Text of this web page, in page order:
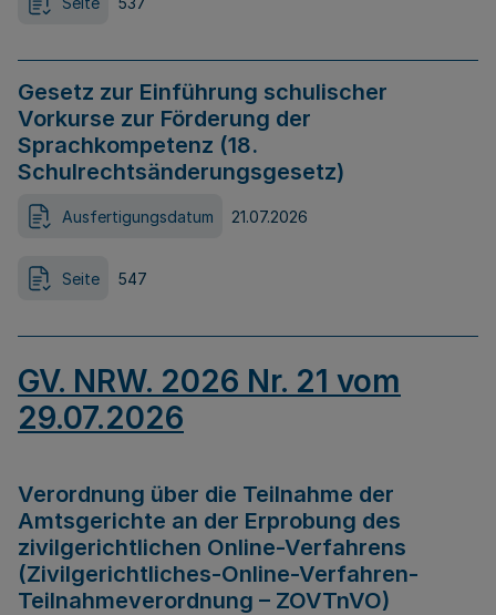
Gesetz zur Einführung schulischer
Vorkurse zur Förderung der
Sprachkompetenz (18.
Schulrechtsänderungsgesetz)
Ausfertigungsdatum 21.07.2026
Seite 547
GV. NRW. 2026 Nr. 21 vom
29.07.2026
Verordnung über die Teilnahme der
Amtsgerichte an der Erprobung des
zivilgerichtlichen Online-Verfahrens
(Zivilgerichtliches-Online-Verfahren-
Teilnahmeverordnung – ZOVTnVO)